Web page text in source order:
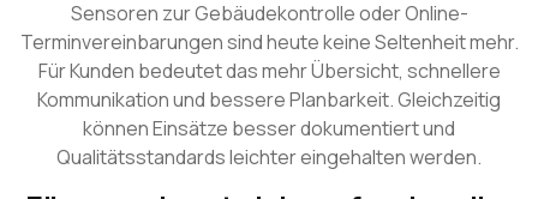
Sensoren zur Gebäudekontrolle oder Online-
Terminvereinbarungen sind heute keine Seltenheit mehr.
Für Kunden bedeutet das mehr Übersicht, schnellere
Kommunikation und bessere Planbarkeit. Gleichzeitig
können Einsätze besser dokumentiert und
Qualitätsstandards leichter eingehalten werden.